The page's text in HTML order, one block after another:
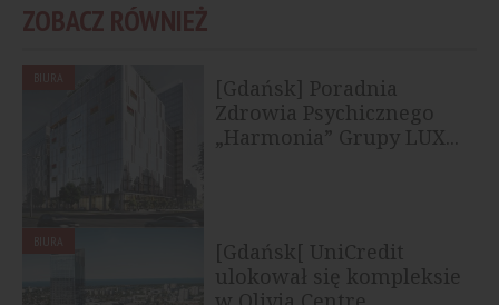
ZOBACZ RÓWNIEŻ
[Gdańsk] Poradnia
Zdrowia Psychicznego
„Harmonia” Grupy LUX...
[Gdańsk[ UniCredit
ulokował się kompleksie